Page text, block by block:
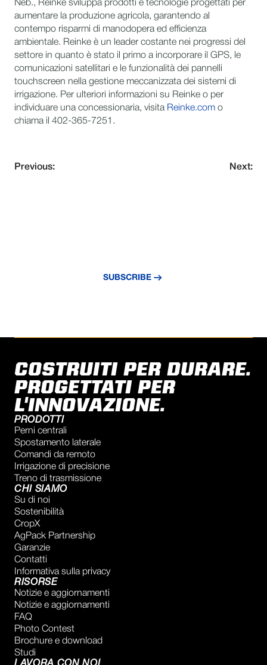
Neb., Reinke sviluppa prodotti e tecnologie progettati per
aumentare la produzione agricola, garantendo al
contempo risparmi di manodopera ed efficienza
ambientale. Reinke è un leader costante nei progressi del
settore in quanto è stato il primo a incorporare il GPS, le
comunicazioni satellitari e le funzionalità dei pannelli
touchscreen nella gestione meccanizzata dei sistemi di
irrigazione. Per ulteriori informazioni su Reinke o per
individuare una concessionaria, visita Reinke.com o
chiama il 402-365-7251.
Previous: Next:
SUBSCRIBE
COSTRUITI PER DURARE.
PROGETTATI PER
L'INNOVAZIONE.
PRODOTTI
Perni centrali
Spostamento laterale
Comandi da remoto
Irrigazione di precisione
Treno di trasmissione
CHI SIAMO
Su di noi
Sostenibilità
CropX
AgPack Partnership
Garanzie
Contatti
Informativa sulla privacy
RISORSE
Notizie e aggiornamenti
Notizie e aggiornamenti
FAQ
Photo Contest
Brochure e download
Studi